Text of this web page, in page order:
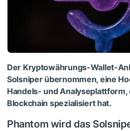
Der Kryptowährungs-Wallet-
Solsniper übernommen, eine
Handels- und Analyseplattform,
Blockchain spezialisiert hat.
Phantom wird das